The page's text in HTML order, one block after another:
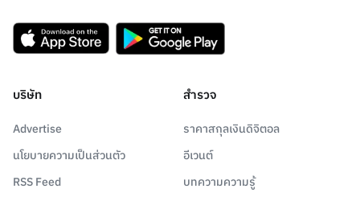
บริษัท
Advertise
นโยบายความเป็นส่วนตัว
RSS Feed
สำรวจ
ราคาสกุลเงินดิจิตอล
อีเวนต์
บทความความรู้